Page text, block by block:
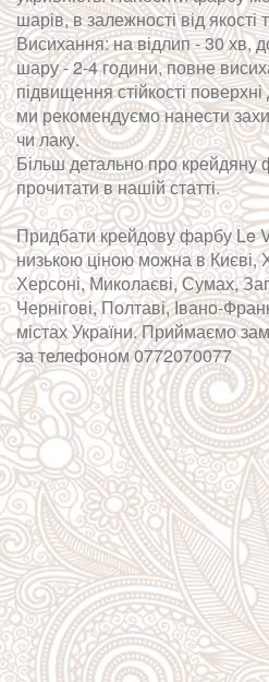
шарів, в залежності від якості
Висихання: на відлип - 30 хв,
шару - 2-4 години, повне
підвищення стійкості
ми рекомендуємо нанести
чи лаку.
Більш детально про
прочитати в нашій статті.
Придбати крейдову фарбу Le
низькою ціною можна в Києві,
Херсоні, Миколаєві, Сумах,
Чернігові, Полтаві, Івано-
містах України. Приймаємо
за телефоном 0772070077